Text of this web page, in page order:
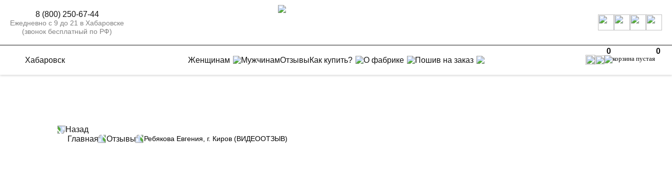
8 (800) 250-67-44
Ежедневно с 9 до 21 в Хабаровске
(звонок бесплатный по РФ)
Хабаровск Женщинам МужчинамОтзывыКак купить? О фабрике Пошив на заказ
0 0
Назад
Главная
Отзывы Ребякова Евгения, г. Киров (ВИДЕООТЗЫВ)